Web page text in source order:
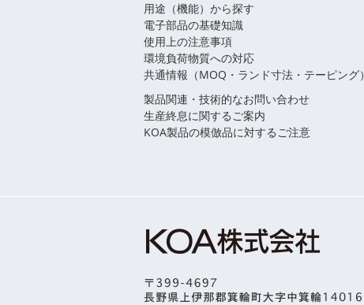
用途（機能）から探す
電子部品の基礎知識
使用上の注意事項
環境負荷物質への対応
共通情報（MOQ・ランド寸法・テーピング）
製品関連・技術的なお問い合わせ
生産終息に関するご案内
KOA製品の模倣品に対するご注意